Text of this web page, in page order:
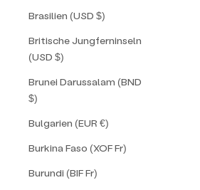
Brasilien (USD $)
Britische Jungferninseln
(USD $)
Brunei Darussalam (BND
$)
Bulgarien (EUR €)
Burkina Faso (XOF Fr)
Burundi (BIF Fr)